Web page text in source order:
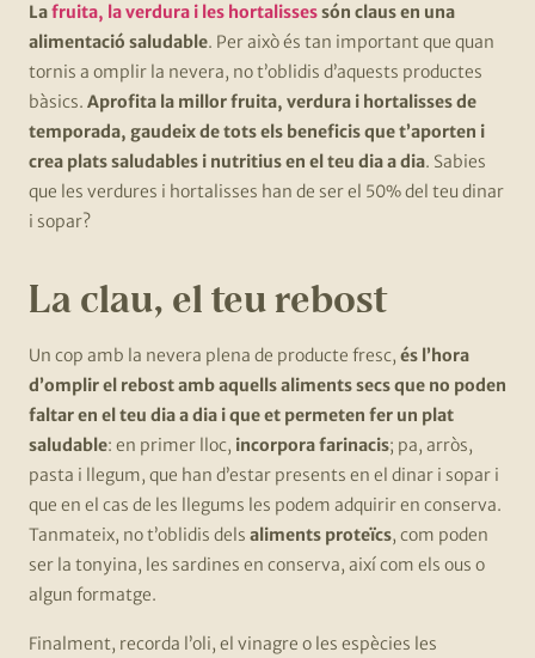
Lafruita, la verdura i les hortalissessón claus en una
alimentació saludable. Per això és tan important que quan
tornis a omplir la nevera, no t’oblidis d’aquests productes
bàsics. Aprofita la millor fruita, verdura i hortalisses de
temporada, gaudeix de tots els beneficis que t’aporten i
crea plats saludables i nutritius en el teu dia a dia. Sabies
que les verdures i hortalisses han de ser el 50% del teu dinar
i sopar?
La clau, el teu rebost
Un cop amb la nevera plena de producte fresc, és l’hora
d’omplir el rebost amb aquells aliments secs que no poden
faltar en el teu dia a dia i que et permeten fer un plat
saludable: en primer lloc, incorpora farinacis; pa, arròs,
pasta i llegum, que han d’estar presents en el dinar i sopar i
que en el cas de les llegums les podem adquirir en conserva.
Tanmateix, no t’oblidis dels aliments proteïcs, com poden
ser la tonyina, les sardines en conserva, així com els ous o
algun formatge.
Finalment, recorda l’oli, el vinagre o les espècies les